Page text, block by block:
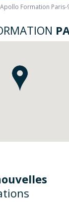
Apollo Formation Paris-